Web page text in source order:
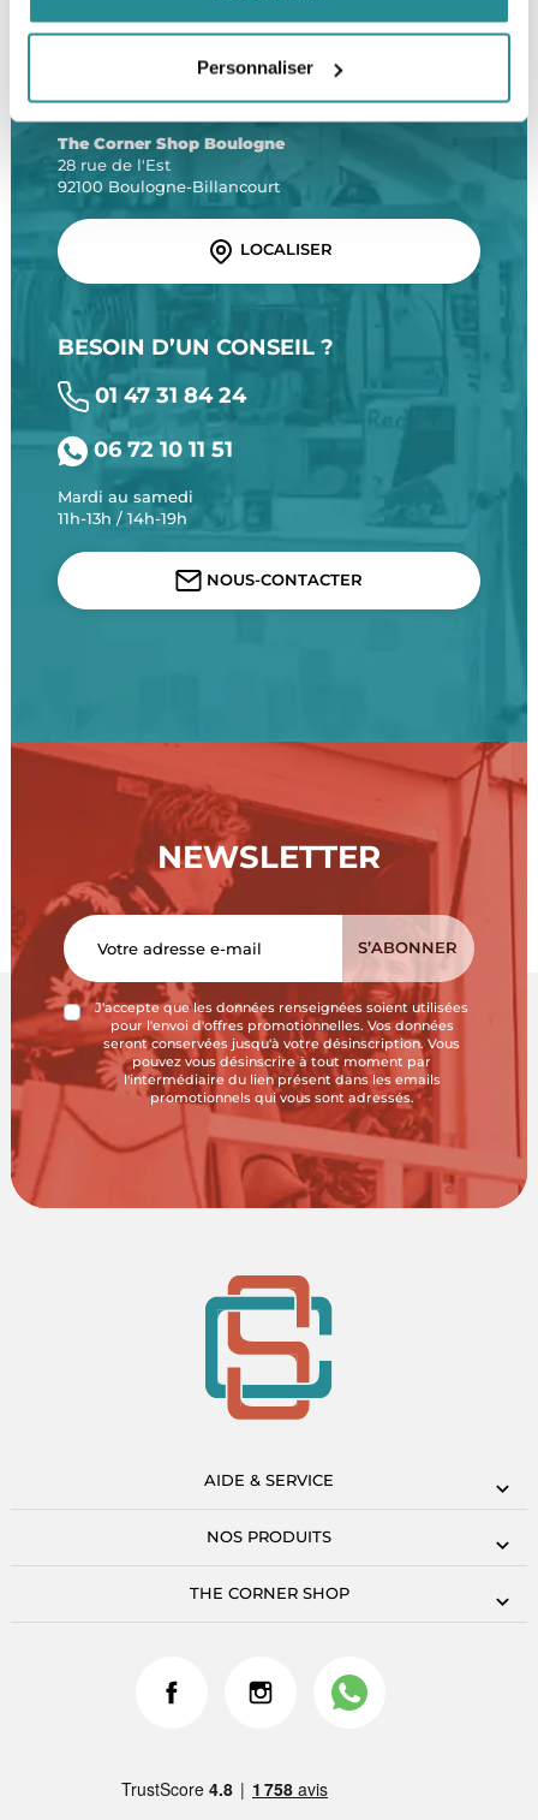
Personnaliser
LE SHOP
The Corner Shop Boulogne
28 rue de l'Est
92100 Boulogne-Billancourt
LOCALISER
BESOIN D’UN CONSEIL ?
01 47 31 84 24
06 72 10 11 51
Mardi au samedi
11h-13h / 14h-19h
NOUS-CONTACTER
NEWSLETTER
J'accepte que les données renseignées soient utilisées
pour l'envoi d'offres promotionnelles. Vos données
seront conservées jusqu'à votre désinscription. Vous
pouvez vous désinscrire à tout moment par
l'intermédiaire du lien présent dans les emails
promotionnels qui vous sont adressés.
AIDE & SERVICE
NOS PRODUITS
THE CORNER SHOP